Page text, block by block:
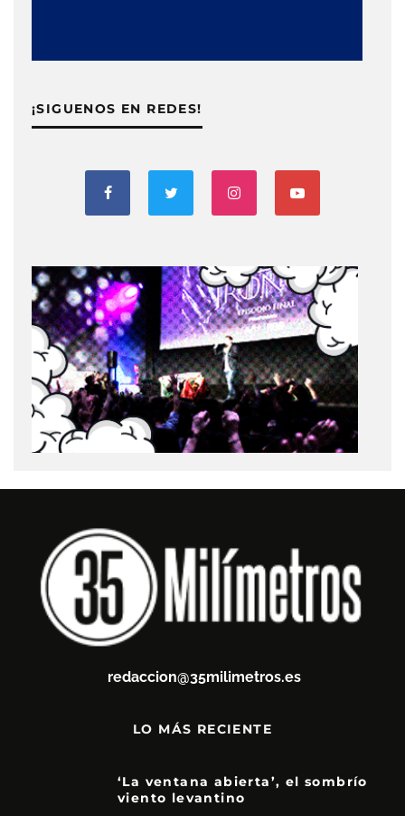
¡SIGUENOS EN REDES!
redaccion@35milimetros.es
LO MÁS RECIENTE
‘La ventana abierta’, el sombrío
viento levantino